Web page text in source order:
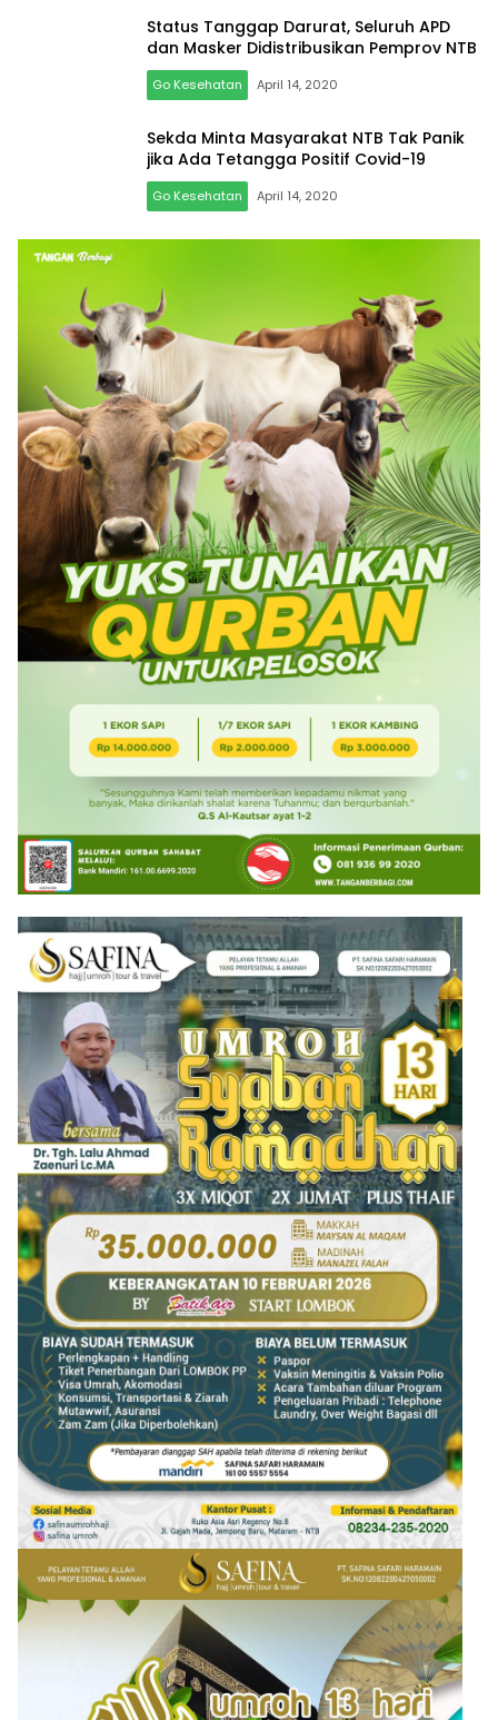
Status Tanggap Darurat, Seluruh APD
dan Masker Didistribusikan Pemprov NTB
Go Kesehatan April 14, 2020
Sekda Minta Masyarakat NTB Tak Panik
jika Ada Tetangga Positif Covid-19
Go Kesehatan April 14, 2020